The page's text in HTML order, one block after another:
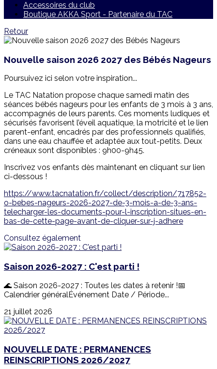
Accessoires du club
Boutique AKKA Sport - Partenaire du TAC
Retour
Nouvelle saison 2026 2027 des Bébés Nageurs
Poursuivez ici selon votre inspiration...
Le TAC Natation propose chaque samedi matin des
séances bébés nageurs pour les enfants de 3 mois à 3 ans,
accompagnés de leurs parents. Ces moments ludiques et
sécurisés favorisent l’éveil aquatique, la motricité et le lien
parent-enfant, encadrés par des professionnels qualifiés,
dans une eau chauffée et adaptée aux tout-petits. Deux
créneaux sont disponibles : 9h00-9h45.
Inscrivez vos enfants dès maintenant en cliquant sur lien
ci-dessous !
https://www.tacnatation.fr/collect/description/717852-
o-bebes-nageurs-2026-2027-de-3-mois-a-de-3-ans-
telecharger-les-documents-pour-l-inscription-situes-en-
bas-de-cette-page-avant-de-cliquer-sur-j-adhere
Consultez également
Saison 2026-2027 : C'est parti !
🌊 Saison 2026-2027 : Toutes les dates à retenir !📅
Calendrier généralÉvénement Date / Période...
21 juillet 2026
NOUVELLE DATE : PERMANENCES
REINSCRIPTIONS 2026/2027